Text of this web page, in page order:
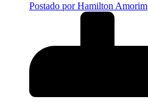
Postado porHamilton Amorim